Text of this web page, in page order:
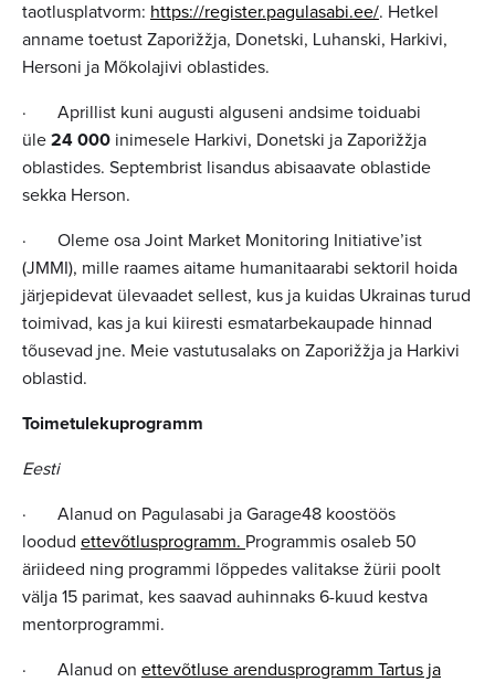
taotlusplatvorm: https://register.pagulasabi.ee/. Hetkel
anname toetust Zaporižžja, Donetski, Luhanski, Harkivi,
Hersoni ja Mõkolajivi oblastides.
· Aprillist kuni augusti alguseni andsime toiduabi
üle 24 000 inimesele Harkivi, Donetski ja Zaporižžja
oblastides. Septembrist lisandus abisaavate oblastide
sekka Herson.
· Oleme osa Joint Market Monitoring Initiative’ist
(JMMI), mille raames aitame humanitaarabi sektoril hoida
järjepidevat ülevaadet sellest, kus ja kuidas Ukrainas turud
toimivad, kas ja kui kiiresti esmatarbekaupade hinnad
tõusevad jne. Meie vastutusalaks on Zaporižžja ja Harkivi
oblastid.
Toimetulekuprogramm
Eesti
· Alanud on Pagulasabi ja Garage48 koostöös
loodud ettevõtlusprogramm. Programmis osaleb 50
äriideed ning programmi lõppedes valitakse žürii poolt
välja 15 parimat, kes saavad auhinnaks 6-kuud kestva
mentorprogrammi.
· Alanud on ettevõtluse arendusprogramm Tartus ja